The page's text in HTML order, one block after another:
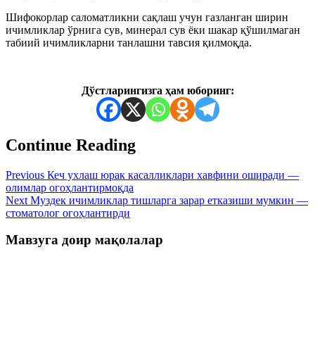
Шифокорлар саломатликни сақлаш учун газланган ширин
ичимликлар ўрнига сув, минерал сув ёки шакар қўшилмаган
табиий ичимликларни танлашни тавсия қилмоқда.
Дўстларингизга ҳам юборинг:
Continue Reading
Previous Кеч ухлаш юрак касалликлари хавфини оширади —
олимлар огоҳлантирмоқда
Next Муздек ичимликлар тишларга зарар етказиши мумкин —
стоматолог огоҳлантирди
Мавзуга доир мақолалар